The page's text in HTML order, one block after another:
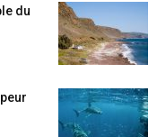
du